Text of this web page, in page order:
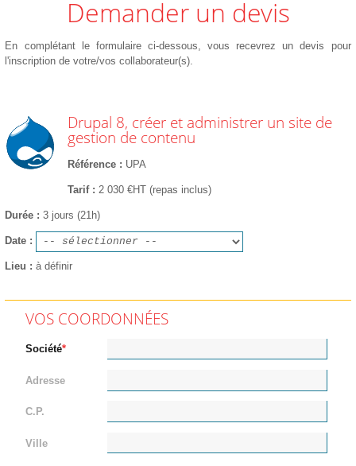
Demander un devis
En complétant le formulaire ci-dessous, vous recevrez un devis pour
l'inscription de votre/vos collaborateur(s).
Drupal 8, créer et administrer un site de
gestion de contenu
Référence UPA
Tarif 2 030 €HT (repas inclus)
Durée 3 jours (21h)
Date
Lieu à définir
VOS COORDONNÉES
Société
Adresse
C.P.
Ville